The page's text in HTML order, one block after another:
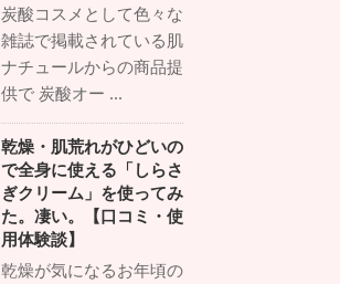
炭酸コスメとして色々な
雑誌で掲載されている肌
ナチュールからの商品提
供で 炭酸オー ...
乾燥・肌荒れがひどいの
で全身に使える「しらさ
ぎクリーム」を使ってみ
た。凄い。【口コミ・使
用体験談】
乾燥が気になるお年頃の